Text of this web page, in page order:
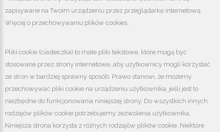
zapisywane na Twoim urządzeniu przez przeglądarkę internetową.
Więcej o przechowywaniu plików cookies.
Pliki cookie (ciasteczka) to małe pliki tekstowe, które mogą być
stosowane przez strony internetowe, aby użytkownicy mogli korzystać
ze stron w bardziej sprawny sposób. Prawo stanowi, że możemy
przechowywać pliki cookie na urządzeniu użytkownika, jeśli jest to
niezbędne do funkcjonowania niniejszej strony. Do wszystkich innych
rodzajów plików cookie potrzebujemy zezwolenia użytkownika.
Niniejsza strona korzysta z różnych rodzajów plików cookie. Niektóre
2025-11-20